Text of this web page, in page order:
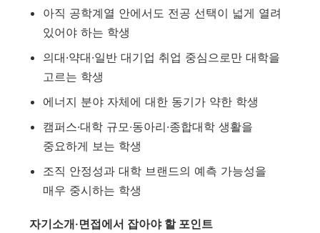
아직 공학계열 안에서도 전공 선택이 넓게 열려
있어야 하는 학생
의대·약대·일반 대기업 취업 중심으로만 대학을
고르는 학생
에너지 분야 자체에 대한 동기가 약한 학생
캠퍼스·대학 규모·동아리·종합대학 생활을
중요하게 보는 학생
조직 안정성과 대학 브랜드의 예측 가능성을
매우 중시하는 학생
자기소개·면접에서 잡아야 할 포인트